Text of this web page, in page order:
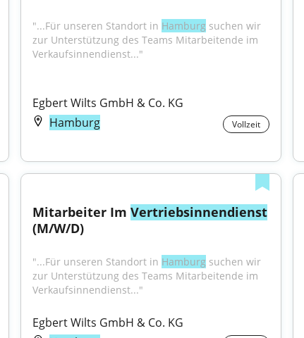
"...Für unseren Standort in Hamburg suchen wir
zur Unterstützung des Teams Mitarbeitende im
Verkaufsinnendienst..."
Egbert Wilts GmbH & Co. KG
Hamburg
Vollzeit
Mitarbeiter Im Vertriebsinnendienst
(M/W/D)
"...Für unseren Standort in Hamburg suchen wir
zur Unterstützung des Teams Mitarbeitende im
Verkaufsinnendienst..."
Egbert Wilts GmbH & Co. KG